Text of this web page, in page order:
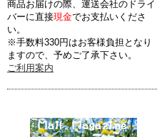
商品お届けの際、運送会社のドライ
バーに直接現金でお支払いくださ
い。
※手数料330円はお客様負担となり
ますので、予めご了承下さい。
ご利用案内